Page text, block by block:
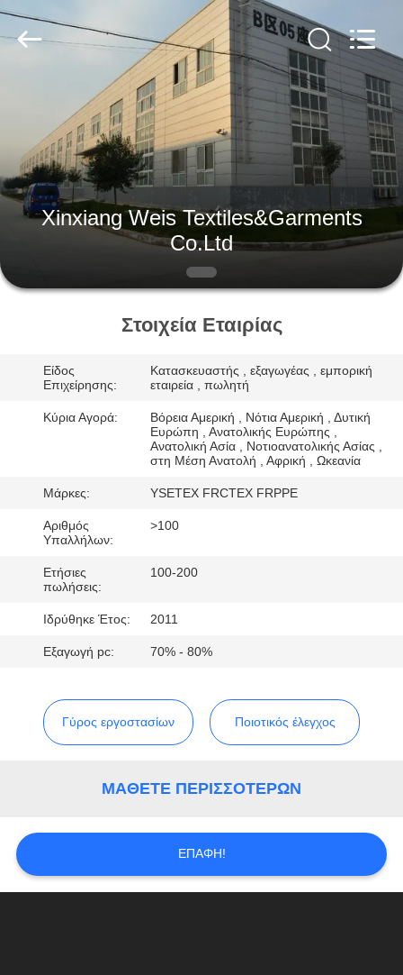
ΠΡΟΪΌΝΤΑ
ΠΕΡΊΠΟΥ
ΓΎΡΟΣ
ΕΡΓΟΣΤΑΣΊΩΝ
ΠΟΙΟΤΙΚΌΣ
ΈΛΕΓΧΟΣ
ΕΛΆΤΕ
ΕΠΑΦΉ
ΖΗΤΉΣΤΕ
ΑΠΌΣΠΑΣΜΑ
POLICY
Weis
Textiles&Garments
Co.Ltd.
Xinxiang Weis Textiles&Garments
Co.Ltd
Στοιχεία Εταιρίας
Είδος
Επιχείρησης:
Κατασκευαστής , εξαγωγέας , εμπορική
εταιρεία , πωλητή
Κύρια Αγορά:
Βόρεια Αμερική , Νότια Αμερική , Δυτική
Ευρώπη , Ανατολικής Ευρώπης ,
Ανατολική Ασία , Νοτιοανατολικής Ασίας ,
στη Μέση Ανατολή , Αφρική , Ωκεανία
Μάρκες: YSETEX FRCTEX FRPPE
Αριθμός
Υπαλλήλων:
>100
Ετήσιες
πωλήσεις:
100-200
Ιδρύθηκε Έτος: 2011
Εξαγωγή pc: 70% - 80%
Γύρος εργοστασίων Ποιοτικός έλεγχος
ΜΆΘΕΤΕ ΠΕΡΙΣΣΌΤΕΡΩΝ
ΕΠΑΦΉ!